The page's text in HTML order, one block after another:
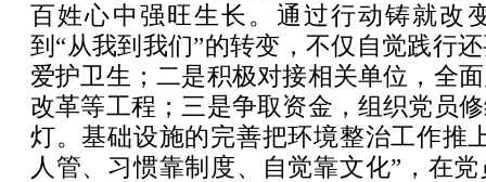
百姓心中强旺生长。通过行动铸就改
到“从我到我们”的转变，不仅自觉践行
爱护卫生；二是积极对接相关单位，全
改革等工程；三是争取资金，组织党员
灯。基础设施的完善把环境整治工作推
人管、习惯靠制度、自觉靠文化”，在